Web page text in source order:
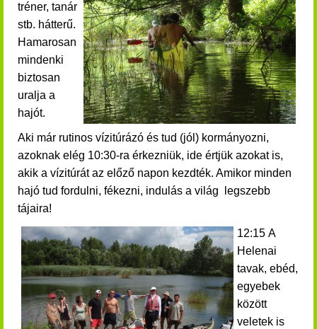
tréner, tanár
stb. hátterű.
Hamarosan
mindenki
biztosan
uralja a
hajót.
Aki már rutinos vízitúrázó és tud (jól) kormányozni,
azoknak elég 10:30-ra érkezniük, ide értjük azokat is,
akik a vízitúrát az előző napon kezdték. Amikor minden
hajó tud fordulni, fékezni, indulás a világ legszebb
tájaira!
12:15 A
Helenai
tavak, ebéd,
egyebek
között
veletek is